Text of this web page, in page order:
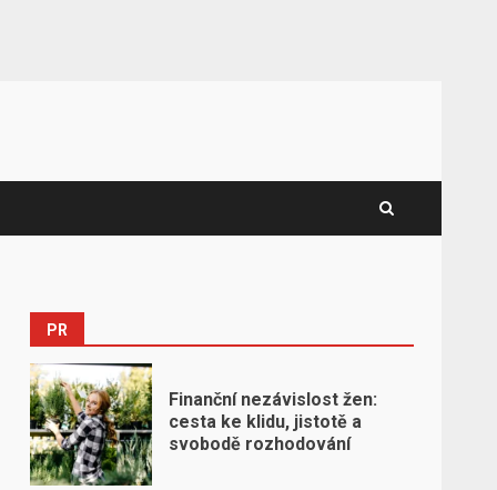
PR
Finanční nezávislost žen:
cesta ke klidu, jistotě a
svobodě rozhodování